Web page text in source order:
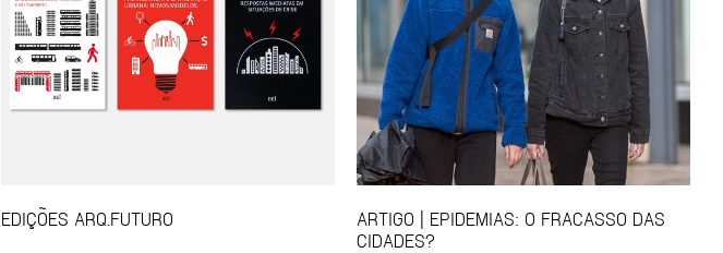
EDIÇÕES ARQ.FUTURO
ARTIGO | EPIDEMIAS: O FRACASSO DAS
CIDADES?